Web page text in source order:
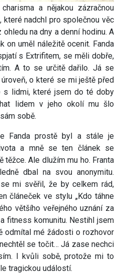
a nějakou zázračnou
nadchl pro společnou věc
na dny a denní hodinu. A
on uměl náležitě ocenit. Fanda
s Extrifitem, se měli dobře,
A to se určitě dařilo. Já se
o které se mi ještě před
lidmi, které jsem do té doby
lidem v jeho okolí mu šlo
sobě.
Fanda prostě byl a stále je
a mně se ten článek se
Ale dlužím mu ho. Franta
dbal na svou anonymitu.
mi svěřil, že by celkem rád,
článeček ve stylu „Kdo táhne
většího veřejného uznání za
fitness komunitu. Nestihl jsem
odmítal mé žádosti o rozhovor
se točit… Já zase nechci
I kvůli sobě, protože mi to
tragickou událostí.